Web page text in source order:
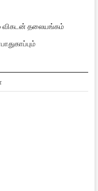
விகடன் தலையங்கம்